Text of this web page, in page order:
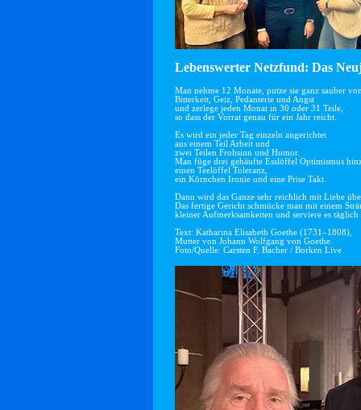
Lebenswerter Netzfund: Das
Man nehme 12 Monate, putze sie ganz sauber
Bitterkeit, Geiz, Pedanterie und Angst
und zerlege jeden Monat in 30 oder 31 Teile,
so dass der Vorrat genau für ein Jahr reicht.
Es wird ein jeder Tag einzeln angerichtet
aus einem Teil Arbeit und
zwei Teilen Frohsinn und Humor.
Man füge drei gehäufte Esslöffel Optimismus
einen Teelöffel Toleranz,
ein Körnchen Ironie und eine Prise Takt.
Dann wird das Ganze sehr reichlich mit Liebe
Das fertige Gericht schmücke man mit einem
kleiner Aufmerksamkeiten und serviere es
Text: Katharina Elisabeth Goethe (1731–1808),
Mutter von Johann Wolfgang von Goethe
Foto/Quelle: Carsten F. Bacher / Borken Live